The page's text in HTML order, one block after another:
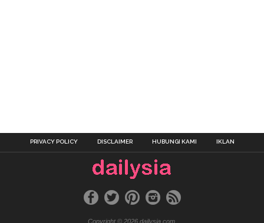
PRIVACY POLICY DISCLAIMER HUBUNGI KAMI IKLAN
Copyright © 2026 dailysia.com.